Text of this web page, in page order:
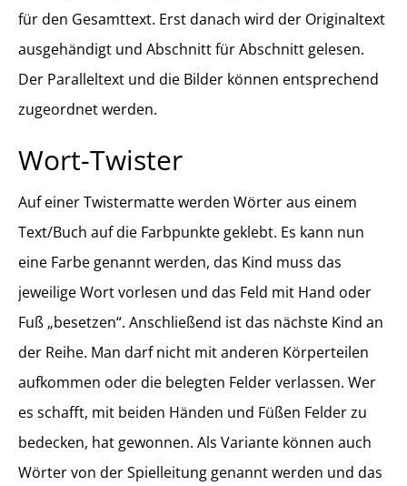
für den Gesamttext. Erst danach wird der Originaltext
ausgehändigt und Abschnitt für Abschnitt gelesen.
Der Paralleltext und die Bilder können entsprechend
zugeordnet werden.
Wort-Twister
Auf einer Twistermatte werden Wörter aus einem
Text/Buch auf die Farbpunkte geklebt. Es kann nun
eine Farbe genannt werden, das Kind muss das
jeweilige Wort vorlesen und das Feld mit Hand oder
Fuß „besetzen“. Anschließend ist das nächste Kind an
der Reihe. Man darf nicht mit anderen Körperteilen
aufkommen oder die belegten Felder verlassen. Wer
es schafft, mit beiden Händen und Füßen Felder zu
bedecken, hat gewonnen. Als Variante können auch
Wörter von der Spielleitung genannt werden und das